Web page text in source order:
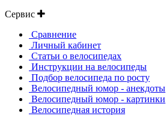
Сервис
Сравнение
Личный кабинет
Статьи о велосипедах
Инструкции на велосипеды
Подбор велосипеда по росту
Велосипедный юмор - анекдоты
Велосипедный юмор - картинки
Велосипедная история